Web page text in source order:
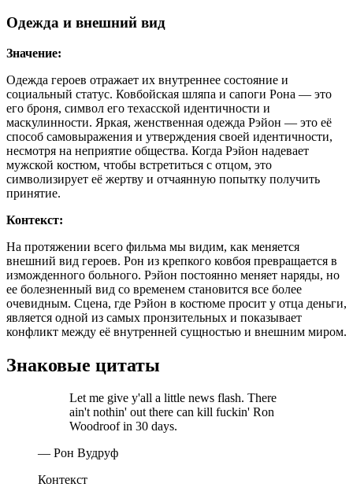
Одежда и внешний вид
Значение:
Одежда героев отражает их внутреннее состояние и
социальный статус. Ковбойская шляпа и сапоги Рона — это
его броня, символ его техасской идентичности и
маскулинности. Яркая, женственная одежда Рэйон — это её
способ самовыражения и утверждения своей идентичности,
несмотря на неприятие общества. Когда Рэйон надевает
мужской костюм, чтобы встретиться с отцом, это
символизирует её жертву и отчаянную попытку получить
принятие.
Контекст:
На протяжении всего фильма мы видим, как меняется
внешний вид героев. Рон из крепкого ковбоя превращается в
изможденного больного. Рэйон постоянно меняет наряды, но
ее болезненный вид со временем становится все более
очевидным. Сцена, где Рэйон в костюме просит у отца деньги,
является одной из самых пронзительных и показывает
конфликт между её внутренней сущностью и внешним миром.
Знаковые цитаты
Let me give y'all a little news flash. There
ain't nothin' out there can kill fuckin' Ron
Woodroof in 30 days.
— Рон Вудруф
Контекст